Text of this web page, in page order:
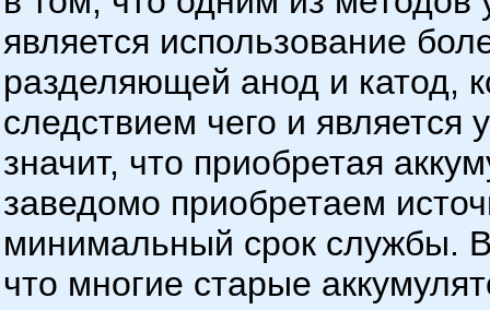
является использование
разделяющей анод и катод,
следствием чего и
значит, что приобретая
заведомо приобретаем
минимальный срок службы.
что многие старые